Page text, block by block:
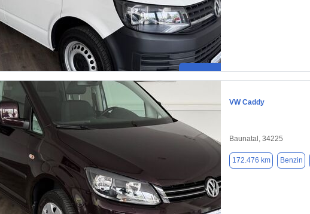
VW Caddy
Baunatal, 34225
172.476 km Benzin